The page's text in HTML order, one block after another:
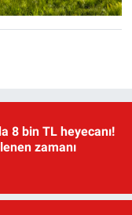
8 bin TL heyecanı!
zamanı